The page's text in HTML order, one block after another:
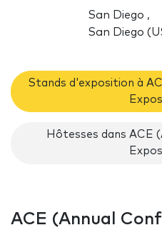
San Diego ,
San Diego
Stands d'exposition à
Hôtesses dans ACE
ACE (Annual